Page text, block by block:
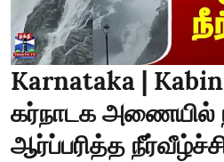
Karnataka |
கர்நாடக அணையில்
ஆர்ப்பரித்த